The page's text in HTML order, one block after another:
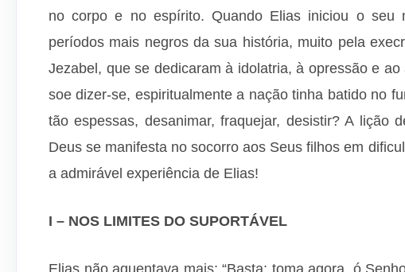
no corpo e no espírito. Quando Elias iniciou o seu
períodos mais negros da sua história, muito pela
Jezabel, que se dedicaram à idolatria, à opressão e
soe dizer-se, espiritualmente a nação tinha batido no
tão espessas, desanimar, fraquejar, desistir? A lição
Deus se manifesta no socorro aos Seus filhos em
a admirável experiência de Elias!
I – NOS LIMITES DO SUPORTÁVEL